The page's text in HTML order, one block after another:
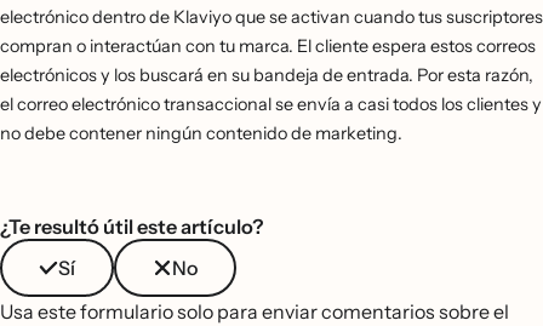
electrónico dentro de Klaviyo que se activan cuando tus suscriptores
compran o interactúan con tu marca. El cliente espera estos correos
electrónicos y los buscará en su bandeja de entrada. Por esta razón,
el correo electrónico transaccional se envía a casi todos los clientes y
no debe contener ningún contenido de marketing.
¿Te resultó útil este artículo?
Sí
No
Usa este formulario solo para enviar comentarios sobre el